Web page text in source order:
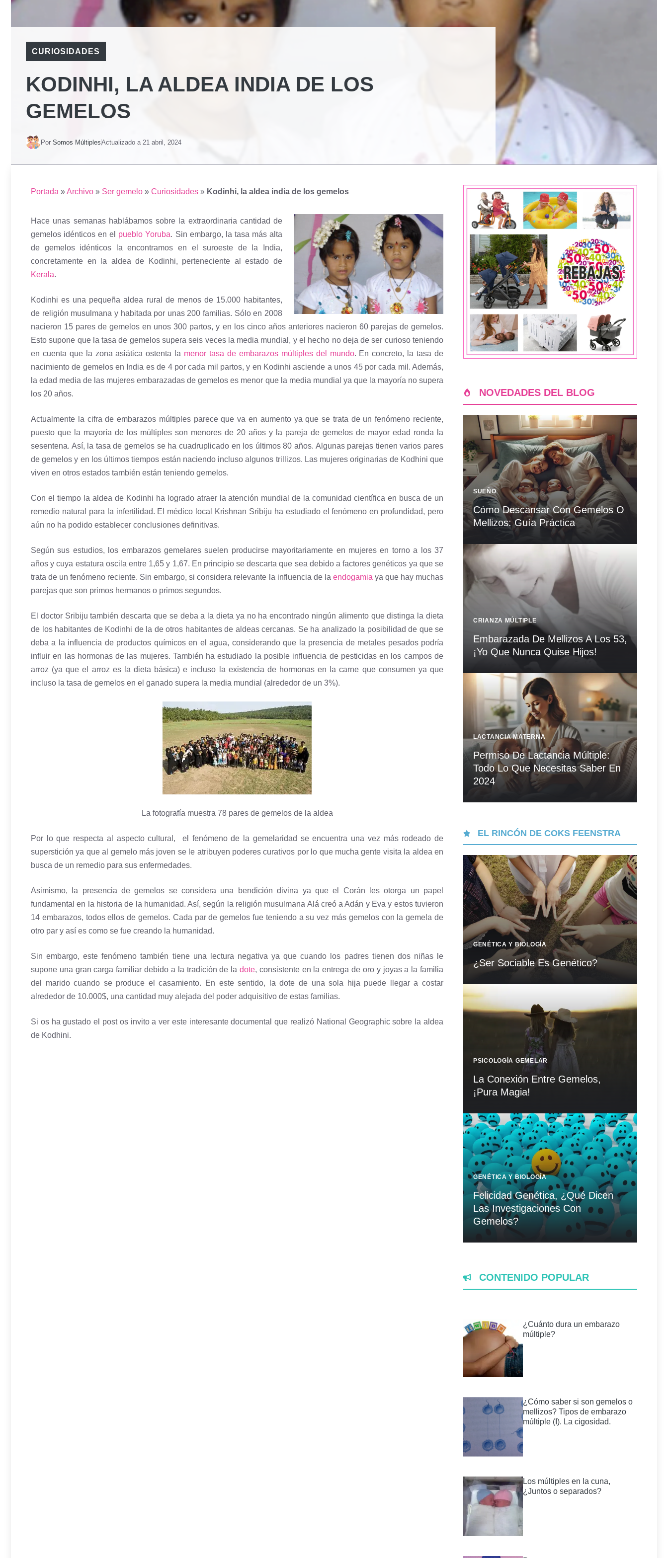
CURIOSIDADES
KODINHI, LA ALDEA INDIA DE LOS
GEMELOS
Por Somos MúltiplesActualizado a 21 abril, 2024
Portada »Archivo » Ser gemelo » Curiosidades » Kodinhi, la aldea india de los gemelos
Hace unas semanas hablábamos sobre la extraordinaria cantidad de
gemelos idénticos en el pueblo Yoruba. Sin embargo, la tasa más alta
de gemelos idénticos la encontramos en el suroeste de la India,
concretamente en la aldea de Kodinhi, perteneciente al estado de
Kerala.
Kodinhi es una pequeña aldea rural de menos de 15.000 habitantes,
de religión musulmana y habitada por unas 200 familias. Sólo en 2008
nacieron 15 pares de gemelos en unos 300 partos, y en los cinco años anteriores nacieron 60 parejas de gemelos.
Esto supone que la tasa de gemelos supera seis veces la media mundial, y el hecho no deja de ser curioso teniendo
en cuenta que la zona asiática ostenta la menor tasa de embarazos múltiples del mundo. En concreto, la tasa de
nacimiento de gemelos en India es de 4 por cada mil partos, y en Kodinhi asciende a unos 45 por cada mil. Además,
la edad media de las mujeres embarazadas de gemelos es menor que la media mundial ya que la mayoría no supera
los 20 años.
Actualmente la cifra de embarazos múltiples parece que va en aumento ya que se trata de un fenómeno reciente,
puesto que la mayoría de los múltiples son menores de 20 años y la pareja de gemelos de mayor edad ronda la
sesentena. Así, la tasa de gemelos se ha cuadruplicado en los últimos 80 años. Algunas parejas tienen varios pares
de gemelos y en los últimos tiempos están naciendo incluso algunos trillizos. Las mujeres originarias de Kodhini que
viven en otros estados también están teniendo gemelos.
Con el tiempo la aldea de Kodinhi ha logrado atraer la atención mundial de la comunidad científica en busca de un
remedio natural para la infertilidad. El médico local Krishnan Sribiju ha estudiado el fenómeno en profundidad, pero
aún no ha podido establecer conclusiones definitivas.
Según sus estudios, los embarazos gemelares suelen producirse mayoritariamente en mujeres en torno a los 37
años y cuya estatura oscila entre 1,65 y 1,67. En principio se descarta que sea debido a factores genéticos ya que se
trata de un fenómeno reciente. Sin embargo, si considera relevante la influencia de la endogamia ya que hay muchas
parejas que son primos hermanos o primos segundos.
El doctor Sribiju también descarta que se deba a la dieta ya no ha encontrado ningún alimento que distinga la dieta
de los habitantes de Kodinhi de la de otros habitantes de aldeas cercanas. Se ha analizado la posibilidad de que se
deba a la influencia de productos químicos en el agua, considerando que la presencia de metales pesados podría
influir en las hormonas de las mujeres. También ha estudiado la posible influencia de pesticidas en los campos de
arroz (ya que el arroz es la dieta básica) e incluso la existencia de hormonas en la carne que consumen ya que
incluso la tasa de gemelos en el ganado supera la media mundial (alrededor de un 3%).
La fotografía muestra 78 pares de gemelos de la aldea
Por lo que respecta al aspecto cultural, el fenómeno de la gemelaridad se encuentra una vez más rodeado de
superstición ya que al gemelo más joven se le atribuyen poderes curativos por lo que mucha gente visita la aldea en
busca de un remedio para sus enfermedades.
Asimismo, la presencia de gemelos se considera una bendición divina ya que el Corán les otorga un papel
fundamental en la historia de la humanidad. Así, según la religión musulmana Alá creó a Adán y Eva y estos tuvieron
14 embarazos, todos ellos de gemelos. Cada par de gemelos fue teniendo a su vez más gemelos con la gemela de
otro par y así es como se fue creando la humanidad.
Sin embargo, este fenómeno también tiene una lectura negativa ya que cuando los padres tienen dos niñas le
supone una gran carga familiar debido a la tradición de la dote, consistente en la entrega de oro y joyas a la familia
del marido cuando se produce el casamiento. En este sentido, la dote de una sola hija puede llegar a costar
alrededor de 10.000$, una cantidad muy alejada del poder adquisitivo de estas familias.
Si os ha gustado el post os invito a ver este interesante documental que realizó National Geographic sobre la aldea
de Kodhini.
NOVEDADES DEL BLOG
SUEÑO
Cómo Descansar Con Gemelos O
Mellizos: Guía Práctica
CRIANZA MÚLTIPLE
Embarazada De Mellizos A Los 53,
¡Yo Que Nunca Quise Hijos!
LACTANCIA MATERNA
Permiso De Lactancia Múltiple:
Todo Lo Que Necesitas Saber En
2024
EL RINCÓN DE COKS FEENSTRA
GENÉTICA Y BIOLOGÍA
¿Ser Sociable Es Genético?
PSICOLOGÍA GEMELAR
La Conexión Entre Gemelos,
¡Pura Magia!
GENÉTICA Y BIOLOGÍA
Felicidad Genética, ¿Qué Dicen
Las Investigaciones Con
Gemelos?
CONTENIDO POPULAR
¿Cuánto dura un embarazo
múltiple?
¿Cómo saber si son gemelos o
mellizos? Tipos de embarazo
múltiple (I). La cigosidad.
Los múltiples en la cuna,
¿Juntos o separados?